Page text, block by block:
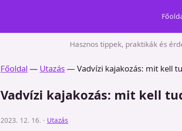
Hasznos tippek, praktikák és
Főoldal — Utazás—Vadvízi kajakozás: mit kell
Vadvízi kajakozás: mit kell
2023. 12. 16. · Utazás